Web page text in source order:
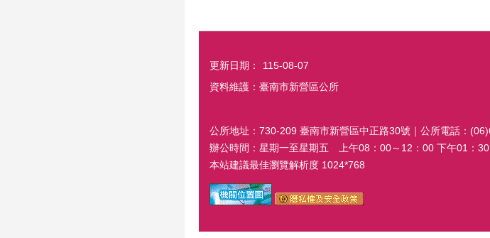
更新日期：
115-08-07
資料維護：臺南市新營區公所
公所地址：730-209 臺南市新營區中正路30號｜公所電話：
辦公時間：星期一至星期五 上午08：00～12：00 下午01：
本站建議最佳瀏覽解析度 1024*768